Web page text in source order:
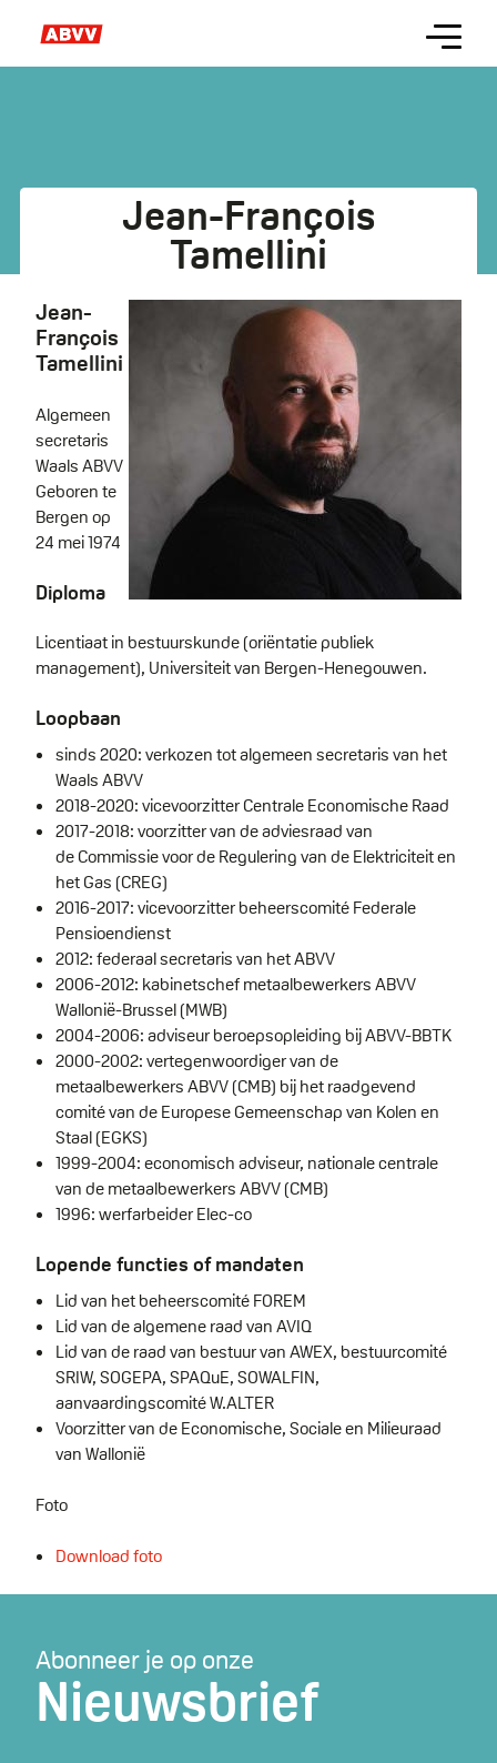
main
Menu
Jean-François
Tamellini
Jean-
François
Tamellini
Algemeen
secretaris
Waals ABVV
Geboren te
Bergen op
24 mei 1974
Diploma
Licentiaat in bestuurskunde (oriëntatie publiek
management), Universiteit van Bergen-Henegouwen.
Loopbaan
sinds 2020: verkozen tot algemeen secretaris van het
Waals ABVV
2018-2020: vicevoorzitter Centrale Economische Raad
2017-2018: voorzitter van de adviesraad van
de Commissie voor de Regulering van de Elektriciteit en
het Gas (CREG)
2016-2017: vicevoorzitter beheerscomité Federale
Pensioendienst
2012: federaal secretaris van het ABVV
2006-2012: kabinetschef metaalbewerkers ABVV
Wallonië-Brussel (MWB)
2004-2006: adviseur beroepsopleiding bij ABVV-BBTK
2000-2002: vertegenwoordiger van de
metaalbewerkers ABVV (CMB) bij het raadgevend
comité van de Europese Gemeenschap van Kolen en
Staal (EGKS)
1999-2004: economisch adviseur, nationale centrale
van de metaalbewerkers ABVV (CMB)
1996: werfarbeider Elec-co
Lopende functies of mandaten
Lid van het beheerscomité FOREM
Lid van de algemene raad van AVIQ
Lid van de raad van bestuur van AWEX, bestuurcomité
SRIW, SOGEPA, SPAQuE, SOWALFIN,
aanvaardingscomité W.ALTER
Voorzitter van de Economische, Sociale en Milieuraad
van Wallonië
Foto
Download foto
Abonneer je op onze
Nieuwsbrief